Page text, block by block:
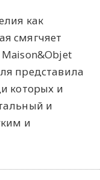
как
смягчяет
представила
которых и
и
и